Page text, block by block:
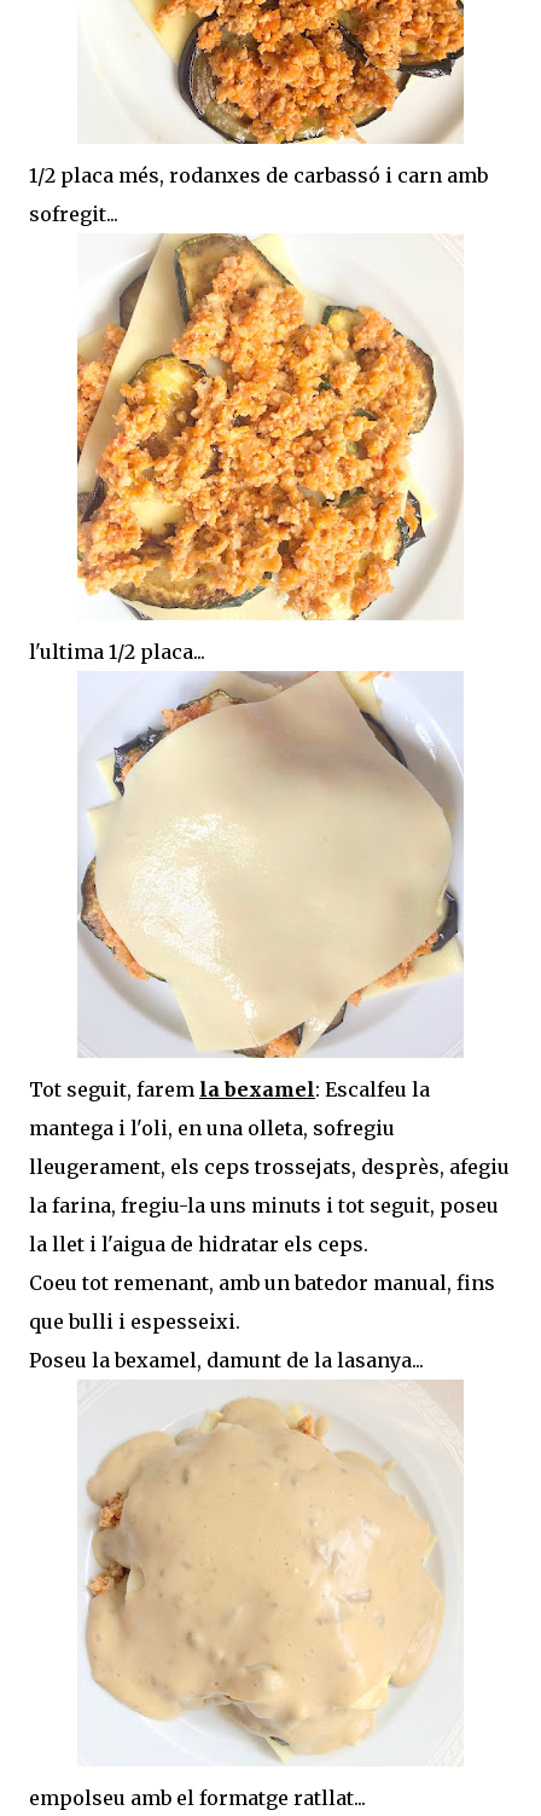
1/2 placa més, rodanxes de carbassó i carn amb
sofregit...
l'ultima 1/2 placa...
Tot seguit, farem la bexamel: Escalfeu la
mantega i l'oli, en una olleta, sofregiu
lleugerament, els ceps trossejats, desprès, afegiu
la farina, fregiu-la uns minuts i tot seguit, poseu
la llet i l'aigua de hidratar els ceps.
Coeu tot remenant, amb un batedor manual, fins
que bulli i espesseixi.
Poseu la bexamel, damunt de la lasanya...
empolseu amb el formatge ratllat...